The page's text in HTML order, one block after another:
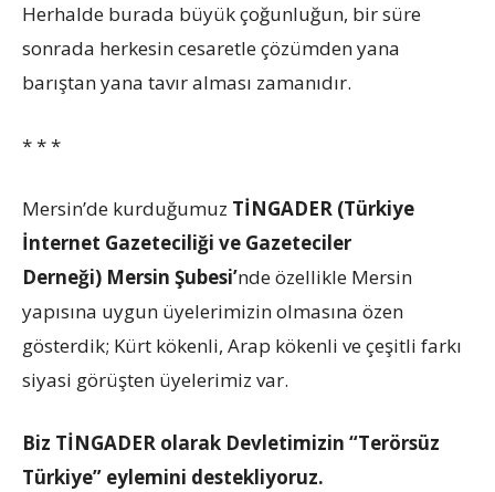
Herhalde burada büyük çoğunluğun, bir süre
sonrada herkesin cesaretle çözümden yana
barıştan yana tavır alması zamanıdır.
* * *
Mersin’de kurduğumuz TİNGADER (Türkiye
İnternet Gazeteciliği ve Gazeteciler
Derneği) Mersin Şubesi’nde özellikle Mersin
yapısına uygun üyelerimizin olmasına özen
gösterdik; Kürt kökenli, Arap kökenli ve çeşitli farkı
siyasi görüşten üyelerimiz var.
Biz TİNGADER olarak Devletimizin “Terörsüz
Türkiye” eylemini destekliyoruz.